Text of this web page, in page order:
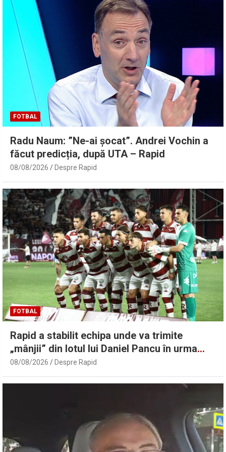
FOTBAL
Radu Naum: ”Ne-ai șocat”. Andrei Vochin a
făcut predicția, după UTA – Rapid
08/08/2026 Despre Rapid
FOTBAL
Rapid a stabilit echipa unde va trimite
„mânjii” din lotul lui Daniel Pancu în urma
deciziei FRF! Ce mai cuprinde colaborarea
08/08/2026 Despre Rapid